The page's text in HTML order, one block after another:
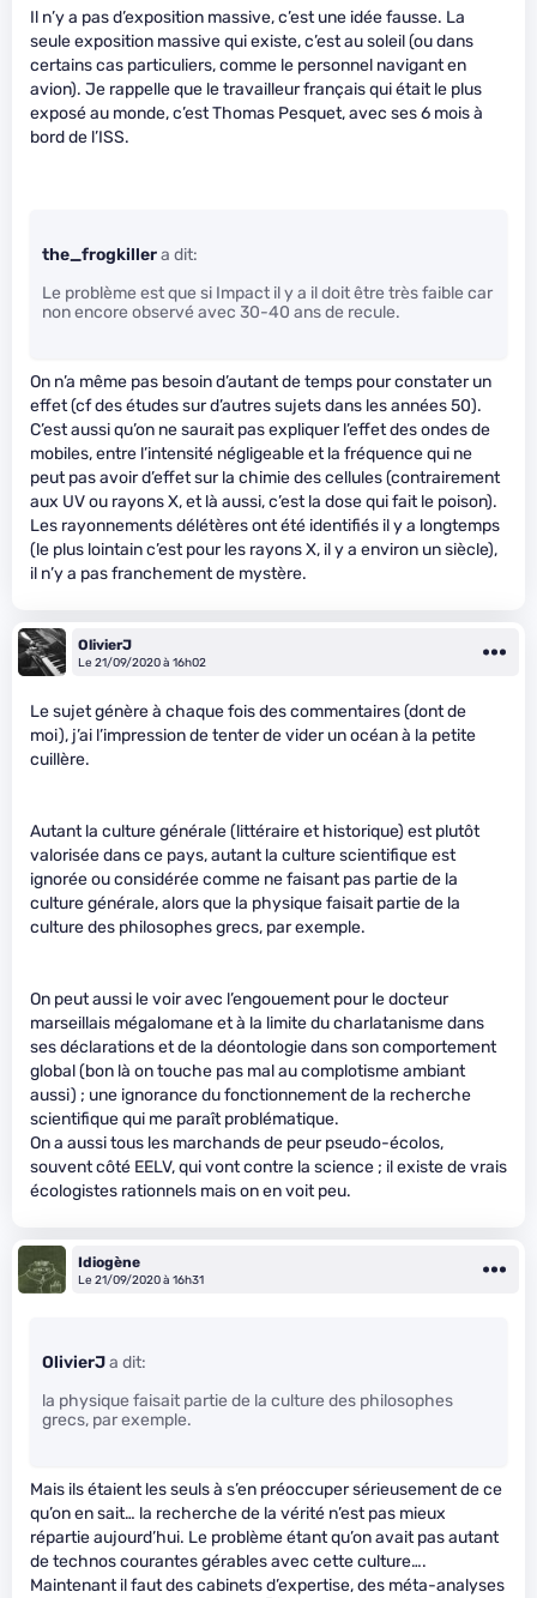
Il n’y a pas d’exposition massive, c’est une idée fausse. La
seule exposition massive qui existe, c’est au soleil (ou dans
certains cas particuliers, comme le personnel navigant en
avion). Je rappelle que le travailleur français qui était le plus
exposé au monde, c’est Thomas Pesquet, avec ses 6 mois à
bord de l’ISS.
the_frogkillera dit:
Le problème est que si Impact il y a il doit être très faible car
non encore observé avec 30-40 ans de recule.
On n’a même pas besoin d’autant de temps pour constater un
effet (cf des études sur d’autres sujets dans les années 50).
C’est aussi qu’on ne saurait pas expliquer l’effet des ondes de
mobiles, entre l’intensité négligeable et la fréquence qui ne
peut pas avoir d’effet sur la chimie des cellules (contrairement
aux UV ou rayons X, et là aussi, c’est la dose qui fait le poison).
Les rayonnements délétères ont été identifiés il y a longtemps
(le plus lointain c’est pour les rayons X, il y a environ un siècle),
il n’y a pas franchement de mystère.
OlivierJ
Le 21/09/2020 à 16h02
Le sujet génère à chaque fois des commentaires (dont de
moi), j’ai l’impression de tenter de vider un océan à la petite
cuillère.
Autant la culture générale (littéraire et historique) est plutôt
valorisée dans ce pays, autant la culture scientifique est
ignorée ou considérée comme ne faisant pas partie de la
culture générale, alors que la physique faisait partie de la
culture des philosophes grecs, par exemple.
On peut aussi le voir avec l’engouement pour le docteur
marseillais mégalomane et à la limite du charlatanisme dans
ses déclarations et de la déontologie dans son comportement
global (bon là on touche pas mal au complotisme ambiant
aussi) ; une ignorance du fonctionnement de la recherche
scientifique qui me paraît problématique.
On a aussi tous les marchands de peur pseudo-écolos,
souvent côté EELV, qui vont contre la science ; il existe de vrais
écologistes rationnels mais on en voit peu.
Idiogène
Le 21/09/2020 à 16h31
OlivierJa dit:
la physique faisait partie de la culture des philosophes
grecs, par exemple.
Mais ils étaient les seuls à s’en préoccuper sérieusement de ce
qu’on en sait… la recherche de la vérité n’est pas mieux
répartie aujourd’hui. Le problème étant qu’on avait pas autant
de technos courantes gérables avec cette culture….
Maintenant il faut des cabinets d’expertise, des méta-analyses